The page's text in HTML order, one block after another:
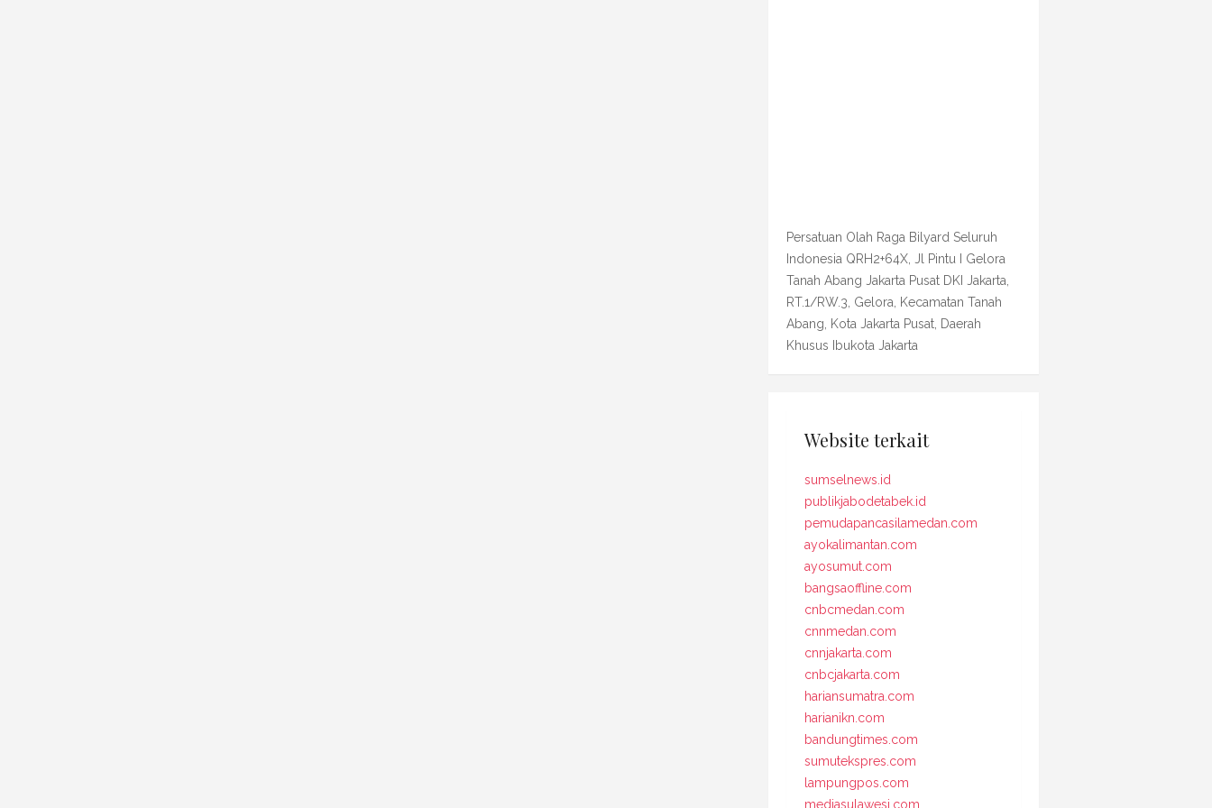
Persatuan Olah Raga Bilyard Seluruh
Indonesia QRH2+64X, Jl Pintu I Gelora
Tanah Abang Jakarta Pusat DKI Jakarta,
RT.1/RW.3, Gelora, Kecamatan Tanah
Abang, Kota Jakarta Pusat, Daerah
Khusus Ibukota Jakarta
Website terkait
sumselnews.id
publikjabodetabek.id
pemudapancasilamedan.com
ayokalimantan.com
ayosumut.com
bangsaoffline.com
cnbcmedan.com
cnnmedan.com
cnnjakarta.com
cnbcjakarta.com
hariansumatra.com
harianikn.com
bandungtimes.com
sumutekspres.com
lampungpos.com
mediasulawesi.com